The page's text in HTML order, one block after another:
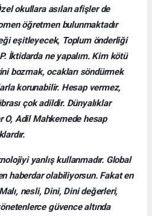
okullara asılan afişler de
öğretmen bulunmaktadır
eşitleyecek, Toplum önderliği
İktidarda ne yapalım. Kim kötü
bozmak, ocakları söndürmek
korunabilir. Hesap vermez,
çok adildir. Dünyalıklar
Adil Mahkemede hesap
yanlış kullanmadır. Global
haberdar olabiliyorsun. Fakat en
nesli, Dini, Dini değerleri,
güvence altında